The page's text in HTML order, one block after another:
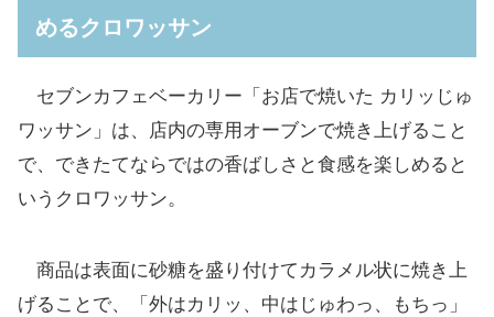
めるクロワッサン
セブンカフェベーカリー「お店で焼いた カリッじゅ
ワッサン」は、店内の専用オーブンで焼き上げること
で、できたてならではの香ばしさと食感を楽しめると
いうクロワッサン。
商品は表面に砂糖を盛り付けてカラメル状に焼き上
げることで、「外はカリッ、中はじゅわっ、もちっ」